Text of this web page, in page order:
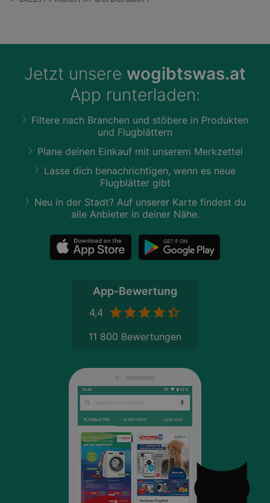
Jetzt unsere wogibtswas.at
App runterladen:
Filtere nach Branchen und stöbere in Produkten
und Flugblättern
Plane deinen Einkauf mit unserem Merkzettel
Lasse dich benachrichtigen, wenn es neue
Flugblätter gibt
Neu in der Stadt? Auf unserer Karte findest du
alle Anbieter in deiner Nähe.
App-Bewertung
4,4
11 800 Bewertungen